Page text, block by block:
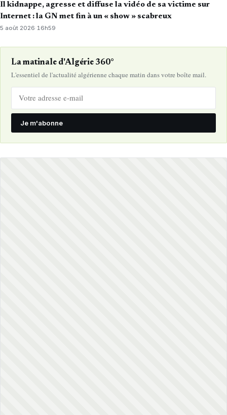
Il kidnappe, agresse et diffuse la vidéo de sa victime sur
Internet : la GN met fin à un « show » scabreux
5 août 2026·16h59
La matinale d'Algérie 360°
L'essentiel de l'actualité algérienne chaque matin dans votre boîte mail.
Je m'abonne